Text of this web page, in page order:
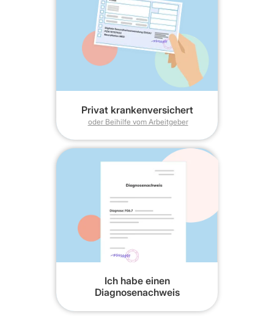
Krankenkasse ein oder benutzen Sie
unseren Rezeptservice. Nach einigen
Tagen erhalten Sie von der
Krankenkasse einen individuellen 16-
stelligen Freischaltcode für Ihr
NeuroNation MED Training.
Laden Sie die NeuroNation MED App
aus dem Apple App-Store oder bei
Google Play herunter. Geben Sie
Ihren Freischaltcode in der App ein
und starten Sie Ihr Training!
Aktivieren Sie NeuroNation MED
in der App
3
Zum Rezeptservice
Zur Anleitung
Ich habe einen
Diagnosenachweis
Privat krankenversichert
oder Beihilfe vom Arbeitgeber